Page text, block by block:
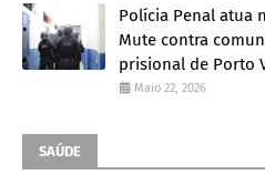
Polícia Penal atua
Mute contra
prisional de Porto
Maio 22, 2026
SAÚDE